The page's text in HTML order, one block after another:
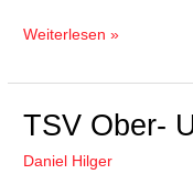
Weiterlesen »
TSV Ober-
Daniel Hilger
TSV
Ober-
Unterwaldbehrungen